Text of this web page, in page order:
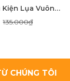
Khăn Phụ Kiện Lụa Vuông 70cm - Thế Giới Khăn Đẹp C1062_3
135.000₫
CHÚNG TÔI